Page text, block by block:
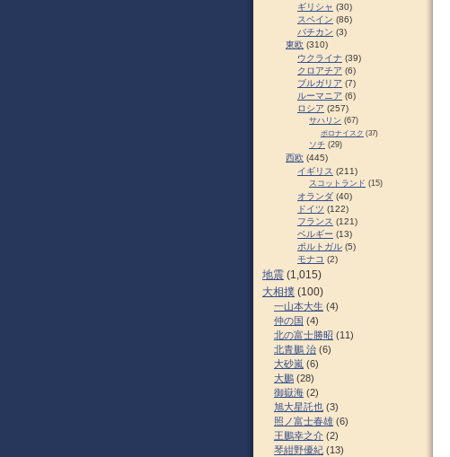
ギリシャ (30)
スペイン (86)
バチカン (3)
東欧 (310)
ウクライナ (39)
クロアチア (6)
ブルガリア (7)
ルーマニア (6)
ロシア (257)
サハリン (67)
ポロナイスク (37)
ソチ (29)
西欧 (445)
イギリス (211)
スコットランド (15)
オランダ (40)
ドイツ (122)
フランス (121)
ベルギー (13)
ポルトガル (5)
モナコ (2)
地震 (1,015)
大相撲 (100)
一山本大生 (4)
仲の国 (4)
北の富士勝昭 (11)
北青鵬 治 (6)
大砂嵐 (6)
大鵬 (28)
御嶽海 (2)
旭大星託也 (3)
照ノ富士春雄 (6)
王鵬幸之介 (2)
琴紺野優紀 (13)